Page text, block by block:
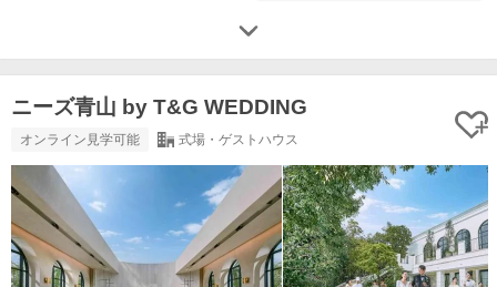
ニーズ青山 by T&G WEDDING
オンライン見学可能 式場・ゲストハウス